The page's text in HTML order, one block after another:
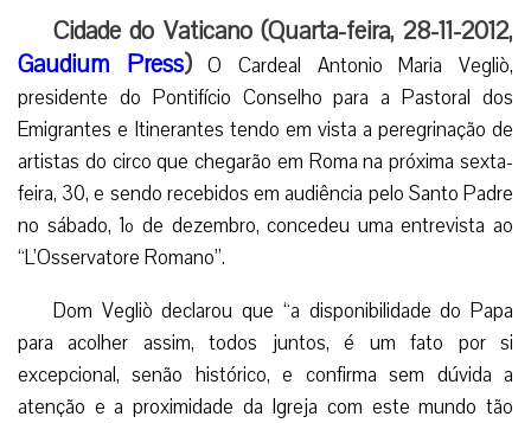
Cidade do Vaticano (Quarta-feira, 28-11-2012,
Gaudium Press)O Cardeal Antonio Maria Vegliò,
presidente do Pontifício Conselho para a Pastoral dos
Emigrantes e Itinerantes tendo em vista a peregrinação de
artistas do circo que chegarão em Roma na próxima sexta-
feira, 30, e sendo recebidos em audiência pelo Santo Padre
no sábado, 1º de dezembro, concedeu uma entrevista ao
“L’Osservatore Romano”.
Dom Vegliò declarou que “a disponibilidade do Papa
para acolher assim, todos juntos, é um fato por si
excepcional, senão histórico, e confirma sem dúvida a
atenção e a proximidade da Igreja com este mundo tão